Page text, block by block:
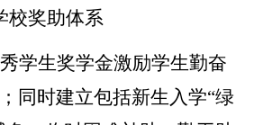
校奖助体系
学生奖学金激励学生勤奋
同时建立包括新生入学“绿